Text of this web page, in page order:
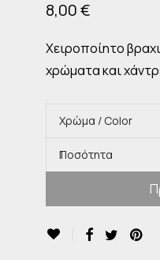
8,00€
Χειροποίητο
χρώματα και
Χρώμα / Color
Ποσότητα
1